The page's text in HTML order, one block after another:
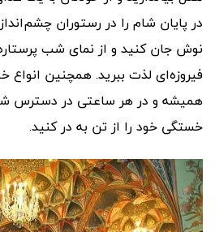
در پایان شام را در رستوران
نوش جان کنید و از نمای شب
فیروزه‌ای لذت ببرید. همچنین انواع
همیشه و در هر ساعتی در دسترس
خستگی خود را از تن به در کنید.